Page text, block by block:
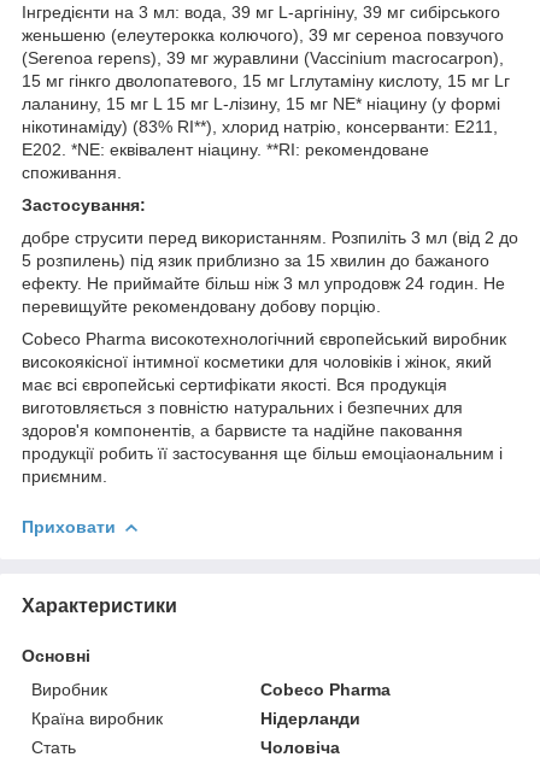
Інгредієнти на 3 мл: вода, 39 мг L-аргініну, 39 мг сибірського
женьшеню (елеутерокка колючого), 39 мг сереноа повзучого
(Serenoa repens), 39 мг журавлини (Vaccinium macrocarpon),
15 мг гінкго дволопатевого, 15 мг Lглутаміну кислоту, 15 мг Lг
лаланину, 15 мг L 15 мг L-лізину, 15 мг NE* ніацину (у формі
нікотинаміду) (83% RI**), хлорид натрію, консерванти: Е211,
Е202. *NE: еквівалент ніацину. **RI: рекомендоване
споживання.
Застосування:
добре струсити перед використанням. Розпиліть 3 мл (від 2 до
5 розпилень) під язик приблизно за 15 хвилин до бажаного
ефекту. Не приймайте більш ніж 3 мл упродовж 24 годин. Не
перевищуйте рекомендовану добову порцію.
Cobeco Pharma високотехнологічний європейський виробник
високоякісної інтимної косметики для чоловіків і жінок, який
має всі європейські сертифікати якості. Вся продукція
виготовляється з повністю натуральних і безпечних для
здоров'я компонентів, а барвисте та надійне паковання
продукції робить її застосування ще більш емоціаональним і
приємним.
Приховати
Характеристики
Основні
Виробник
Cobeco Pharma
Країна виробник
Нідерланди
Стать
Чоловіча